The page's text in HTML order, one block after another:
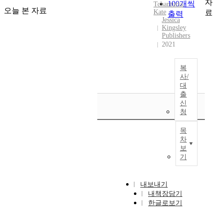
오늘 본 자료
100개씩
출력
Tchanturia,
Kate
Jessica
Kingsley
Publishers
2021
복
사/
대
출
신
청
목
차
보
기
내보내기
내책장담기
한글로보기
자
료